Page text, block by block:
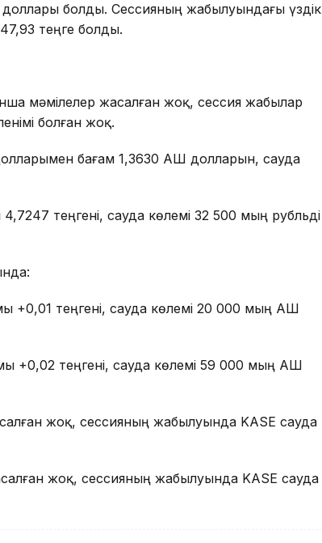
болды. Сессияның жабылуындағы үздік
теңге болды.
мәмілелер жасалған жоқ, сессия жабылар
болған жоқ.
бағам 1,3630 АҚШ долларын, сауда
теңгені, сауда көлемі 32 500 мың рубльді
+0,01 теңгені, сауда көлемі 20 000 мың АҚШ
+0,02 теңгені, сауда көлемі 59 000 мың АҚШ
жоқ, сессияның жабылуында KASE сауда
жоқ, сессияның жабылуында KASE сауда